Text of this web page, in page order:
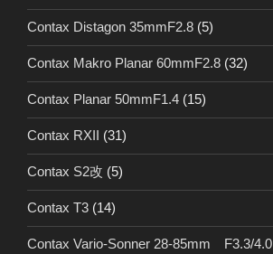
Contax Distagon 35mmF2.8 (5)
Contax Makro Planar 60mmF2.8 (32)
Contax Planar 50mmF1.4 (15)
Contax RXII (31)
Contax S2改 (5)
Contax T3 (14)
Contax Vario-Sonner 28-85mm F3.3/4.0